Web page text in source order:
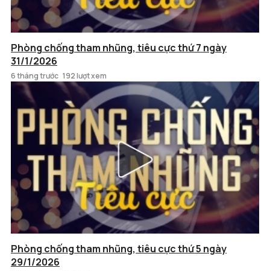
Phòng chống tham nhũng, tiêu cực thứ 7 ngày
31/1/2026
6 tháng trước 192 lượt xem
Phòng chống tham nhũng, tiêu cực thứ 5 ngày
29/1/2026